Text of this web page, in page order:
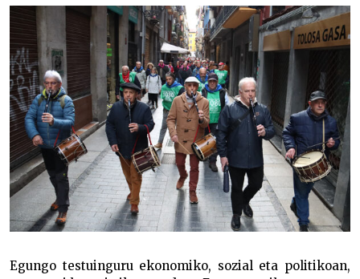
Egungo testuinguru ekonomiko, sozial eta politikoan,